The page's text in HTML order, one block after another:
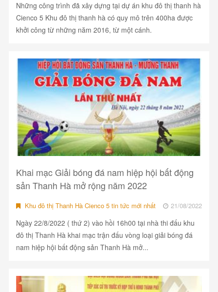
Những công trình đã xây dựng tại dự án khu đô thị thanh hà
Cienco 5 Khu đô thị thanh hà có quy mô trên 400ha được
khởi công từ những năm 2016, từ một cánh.
Khai mạc Giải bóng đá nam hiệp hội bất động
sản Thanh Hà mở rộng năm 2022
Khu đô thị Thanh Hà Cienco 5 tin tức mới nhất 21/08/2022
Ngày 22/8/2022 ( thứ 2) vào hồi 16h00 tại nhà thi đấu khu
đô thị Thanh Hà khai mạc trận đấu vòng loại giải bóng đá
nam hiệp hội bất động sản Thanh Hà mở...